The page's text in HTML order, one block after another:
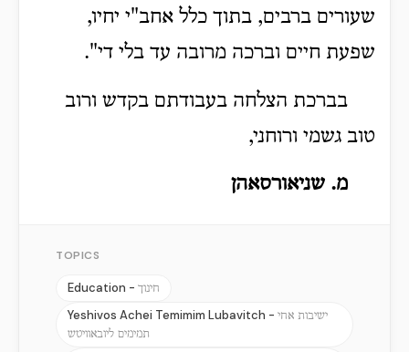
שעורים ברבים, בתוך כלל אחב"י יחיו,
שפעת חיים וברכה מרובה עד בלי די".
בברכת הצלחה בעבודתם בקדש ורוב
טוב גשמי ורוחני,
מ. שניאורסאהן
TOPICS
Education - חינוך
Yeshivos Achei Temimim Lubavitch - ישיבות אחי
תמימים ליובאוויטש